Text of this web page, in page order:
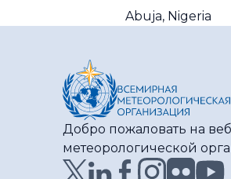
Abuja, Nigeria
Добро пожаловать на
метеорологической